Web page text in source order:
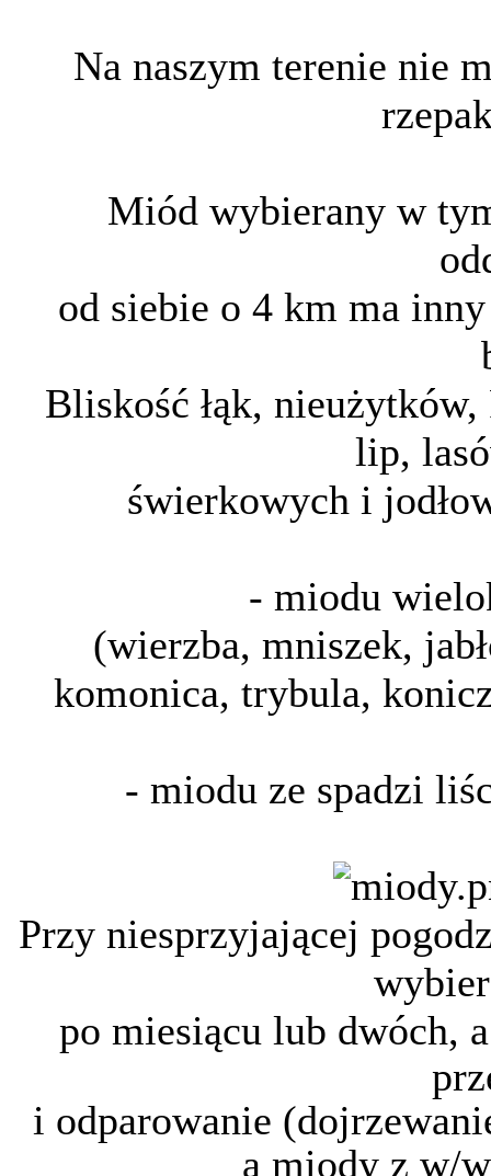
Na naszym terenie nie
Miód wybierany w
od siebie o 4 km ma
Bliskość łąk,
lip,
świerkowych i
- miodu
(wierzba, mniszek,
komonica, trybula,
- miodu ze spadzi
Przy niesprzyjającej
po miesiącu lub dwóch,
i odparowanie
a miody z w/